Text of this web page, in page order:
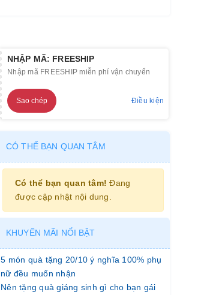
NHẬP MÃ: FREESHIP
Nhập mã FREESHIP miễn phí vận chuyển
Sao chép Điều kiện
CÓ THỂ BẠN QUAN TÂM
Có thể bạn quan tâm! Đang
được cập nhật nội dung.
KHUYẾN MÃI NỔI BẬT
5 món quà tặng 20/10 ý nghĩa 100% phụ
nữ đều muốn nhận
Nên tặng quà giáng sinh gì cho bạn gái